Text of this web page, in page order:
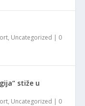
, Uncategorized | 0
stiže u
, Uncategorized | 0